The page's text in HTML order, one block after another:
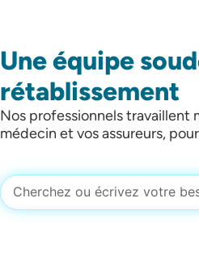
Une équipe
rétablissement
Nos professionnels travaillent
médecin et vos assureurs,
Rechercher